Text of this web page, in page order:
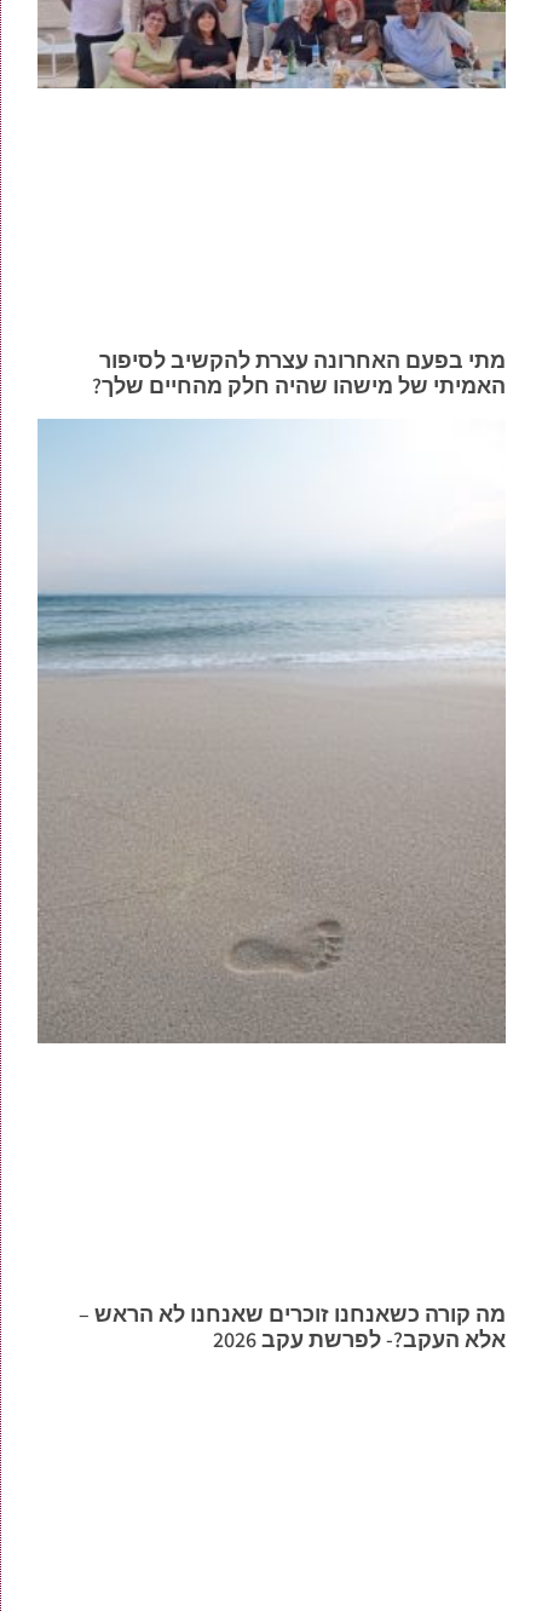
מתי בפעם האחרונה עצרת להקשיב לסיפור
האמיתי של מישהו שהיה חלק מהחיים שלך?
מה קורה כשאנחנו זוכרים שאנחנו לא הראש –
אלא העקב?- לפרשת עקב 2026